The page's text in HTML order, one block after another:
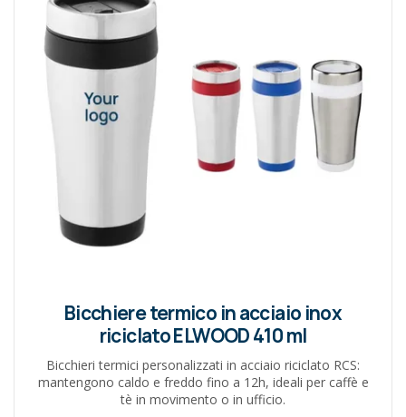
Bicchiere termico in acciaio inox
riciclato ELWOOD 410 ml
Bicchieri termici personalizzati in acciaio riciclato RCS:
mantengono caldo e freddo fino a 12h, ideali per caffè e
tè in movimento o in ufficio.